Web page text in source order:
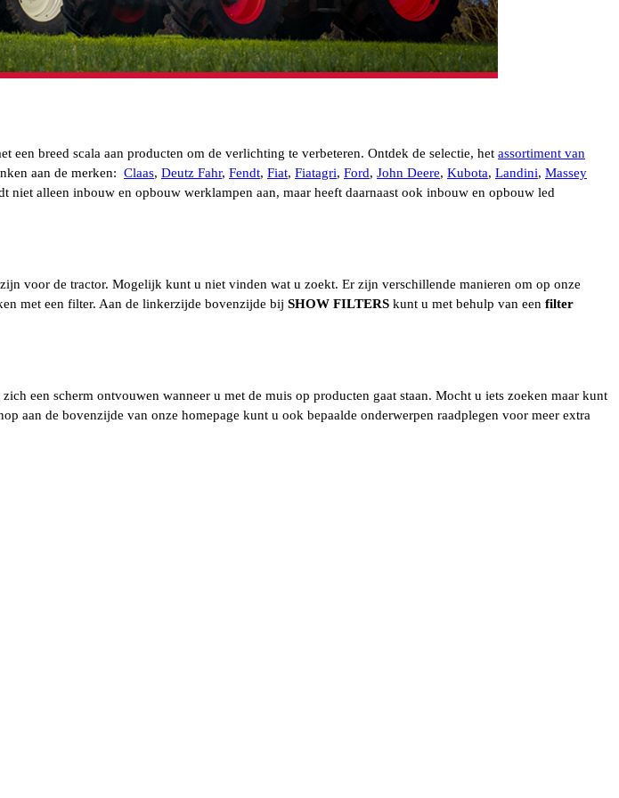
breed scala aan producten om de verlichting te verbeteren. Ontdek de selectie, het assortiment van
aan de merken: Claas, Deutz Fahr, Fendt, Fiat, Fiatagri, Ford, John Deere, Kubota, Landini, Massey
niet alleen inbouw en opbouw werklampen aan, maar heeft daarnaast ook inbouw en opbouw led
voor de tractor. Mogelijk kunt u niet vinden wat u zoekt. Er zijn verschillende manieren om op onze
met een filter. Aan de linkerzijde bovenzijde bij SHOW FILTERS kunt u met behulp van een filter
een scherm ontvouwen wanneer u met de muis op producten gaat staan. Mocht u iets zoeken maar kunt
aan de bovenzijde van onze homepage kunt u ook bepaalde onderwerpen raadplegen voor meer extra